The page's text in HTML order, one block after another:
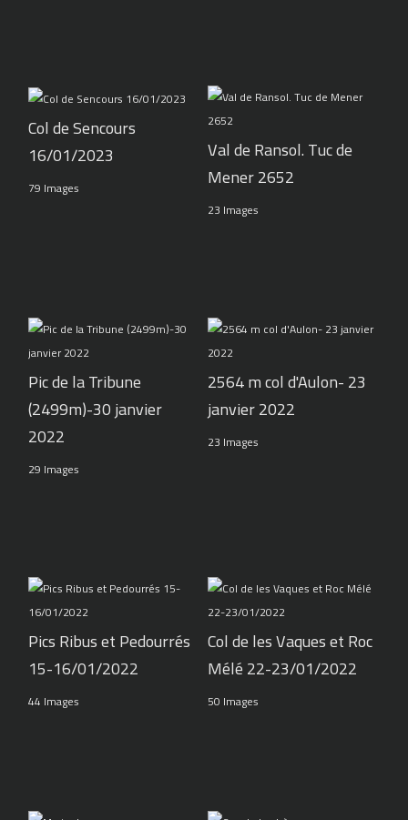
Col de Sencours
16/01/2023
79 Images
Val de Ransol. Tuc de
Mener 2652
23 Images
Pic de la Tribune
(2499m)-30 janvier
2022
29 Images
2564 m col d'Aulon- 23
janvier 2022
23 Images
Pics Ribus et Pedourrés
15-16/01/2022
44 Images
Col de les Vaques et Roc
Mélé 22-23/01/2022
50 Images